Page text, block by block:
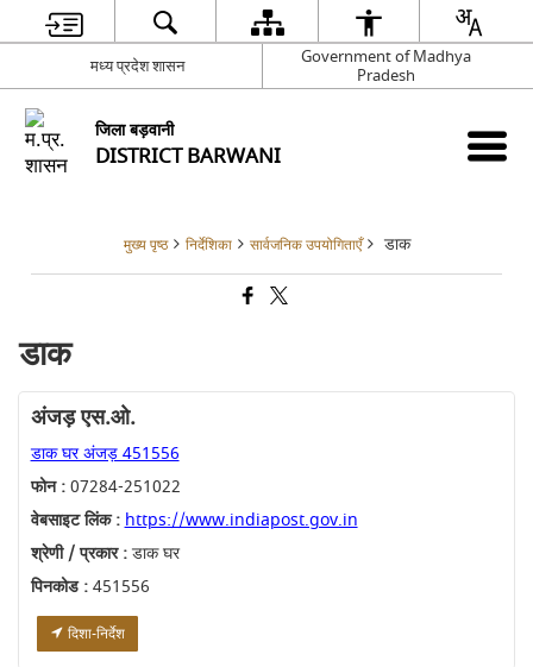
मध्‍य प्रदेश शासन
Government of Madhya
Pradesh
जिला बड़वानी
DISTRICT BARWANI
मुख्य पृष्ठ निर्देशिका सार्वजनिक उपयोगिताएँ डाक
डाक
अंजड़ एस.ओ.
डाक घर अंजड़ 451556
फोन :07284-251022
वेबसाइट लिंक : https://www.indiapost.gov.in
श्रेणी / प्रकार :डाक घर
पिनकोड :451556
दिशा-निर्देश